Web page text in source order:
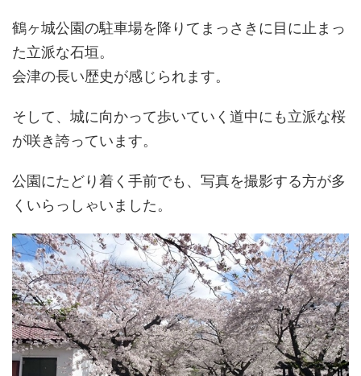
鶴ヶ城公園の駐車場を降りてまっさきに目に止まっ
た立派な石垣。
会津の長い歴史が感じられます。
そして、城に向かって歩いていく道中にも立派な桜
が咲き誇っています。
公園にたどり着く手前でも、写真を撮影する方が多
くいらっしゃいました。